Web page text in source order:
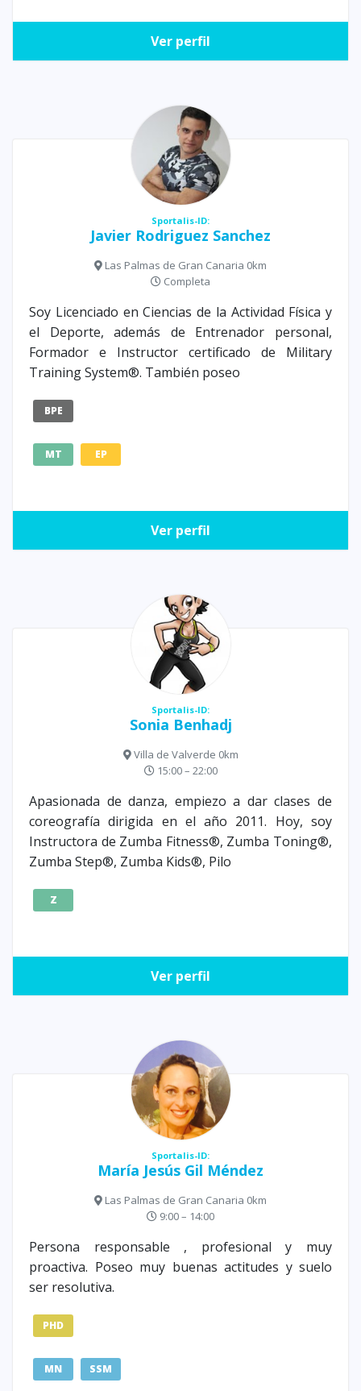
Ver perfil
Sportalis-ID:
Javier Rodriguez Sanchez
Las Palmas de Gran Canaria 0km
Completa
Soy Licenciado en Ciencias de la Actividad Física y
el Deporte, además de Entrenador personal,
Formador e Instructor certificado de Military
Training System®. También poseo
BPE
MT EP
Ver perfil
Sportalis-ID:
Sonia Benhadj
Villa de Valverde 0km
15:00 – 22:00
Apasionada de danza, empiezo a dar clases de
coreografía dirigida en el año 2011. Hoy, soy
Instructora de Zumba Fitness®, Zumba Toning®,
Zumba Step®, Zumba Kids®, Pilo
Z
Ver perfil
Sportalis-ID:
María Jesús Gil Méndez
Las Palmas de Gran Canaria 0km
9:00 – 14:00
Persona responsable , profesional y muy
proactiva. Poseo muy buenas actitudes y suelo
ser resolutiva.
PHD
MN SSM